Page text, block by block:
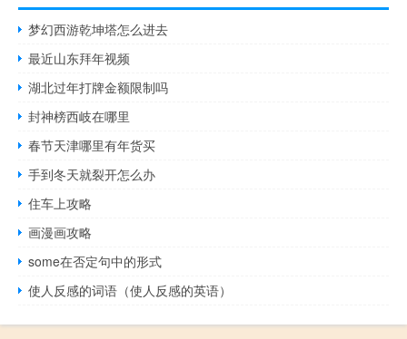
梦幻西游乾坤塔怎么进去
最近山东拜年视频
湖北过年打牌金额限制吗
封神榜西岐在哪里
春节天津哪里有年货买
手到冬天就裂开怎么办
住车上攻略
画漫画攻略
some在否定句中的形式
使人反感的词语（使人反感的英语）